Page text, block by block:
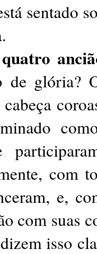
sentado
glória?
com
e,
com suas
isso